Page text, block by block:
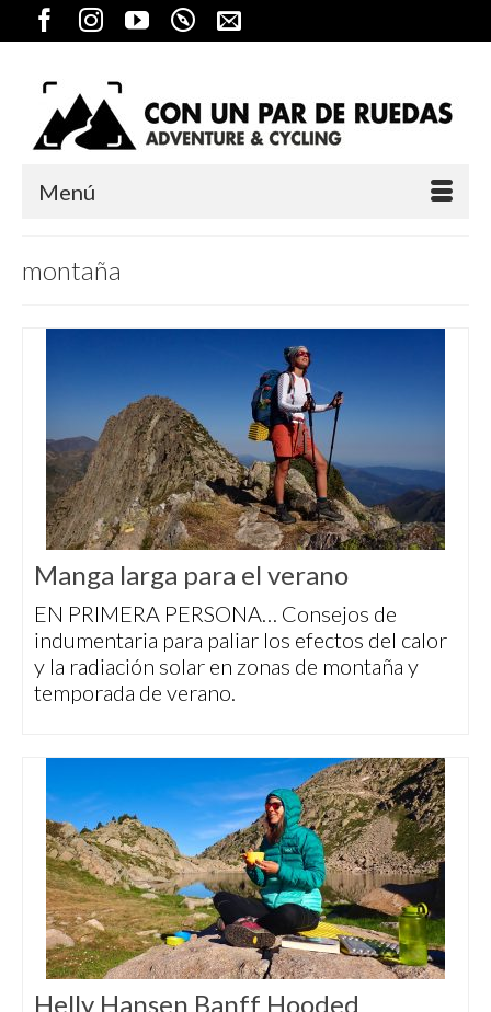
Menú
montaña
Manga larga para el verano
EN PRIMERA PERSONA… Consejos de
indumentaria para paliar los efectos del calor
y la radiación solar en zonas de montaña y
temporada de verano.
Helly Hansen Banff Hooded